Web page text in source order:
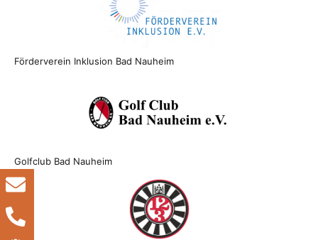
Förderverein Inklusion Bad Nauheim
Golfclub Bad Nauheim